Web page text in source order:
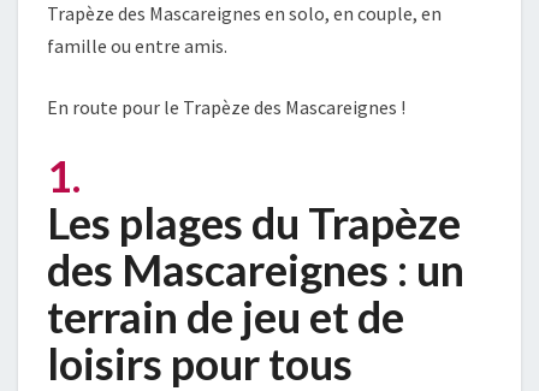
Trapèze des Mascareignes en solo, en couple, en
famille ou entre amis.
En route pour le Trapèze des Mascareignes !
1.
Les plages du Trapèze
des Mascareignes : un
terrain de jeu et de
loisirs pour tous